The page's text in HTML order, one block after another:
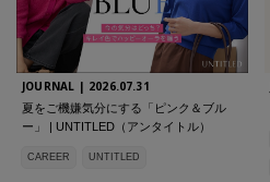
JOURNAL | 2026.07.31
夏をご機嫌気分にする「ピンク＆ブル
ー」 | UNTITLED（アンタイトル）
CAREER UNTITLED